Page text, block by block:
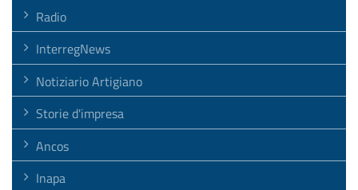
Radio
InterregNews
Notiziario Artigiano
Storie d'impresa
Ancos
Inapa